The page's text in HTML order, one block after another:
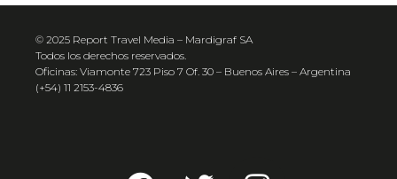
© 2025 Report Travel Media – Mardigraf SA
Todos los derechos reservados.
Oficinas: Viamonte 723 Piso 7 Of. 30 – Buenos Aires – Argentina
(+54) 11 2153-4836